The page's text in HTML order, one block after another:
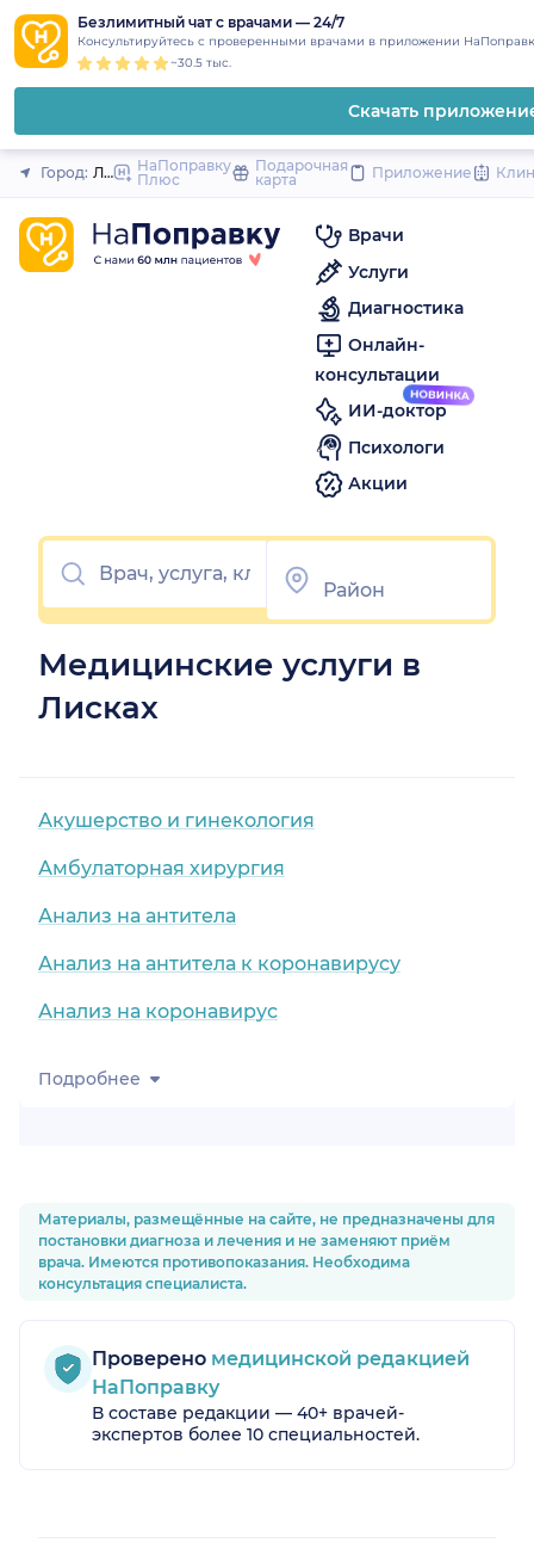
content
Безлимитный чат с врачами — 24/7
Консультируйтесь с проверенными врачами в приложении
~30.5 тыс.
Скачать
Закрыть
Город: ЛискиНаПоправку
Плюс
Подарочная
карта
Приложение
Врачи
Услуги
Диагностика
Онлайн-
консультации
ИИ-доктор
Психологи
Акции
Медицинские услуги в
Лисках
Акушерство и гинекология
Амбулаторная хирургия
Анализ на антитела
Анализ на антитела к коронавирусу
Анализ на коронавирус
Подробнее
Материалы, размещённые на сайте, не предназначены для
постановки диагноза и лечения и не заменяют приём
врача. Имеются противопоказания. Необходима
консультация специалиста.
Проверено медицинской редакцией
НаПоправку
В составе редакции — 40+ врачей-
экспертов более 10 специальностей.